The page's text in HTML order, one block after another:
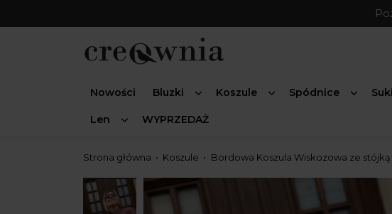
Nowości Bluzki Koszule Spódnice
Len WYPRZEDAŻ
Strona główna Koszule Bordowa Koszula Wiskozowa ze